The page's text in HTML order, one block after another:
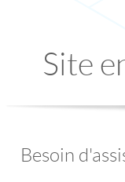
Site
Besoin